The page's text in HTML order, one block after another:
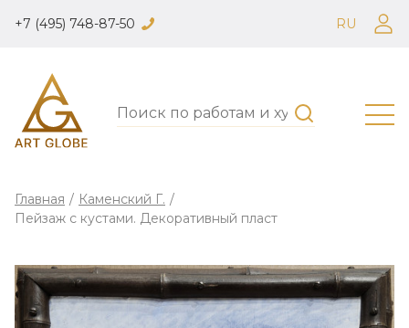
+7 (495) 748-87-50 RU
Главная / Каменский Г. /
Пейзаж с кустами. Декоративный пласт